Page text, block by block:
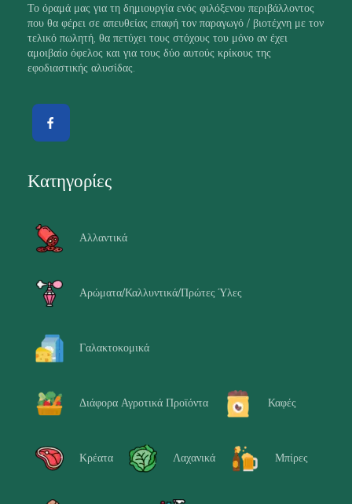
Το όραμά μας για τη δημιουργία ενός φιλόξενου περιβάλλοντος
που θα φέρει σε απευθείας επαφή τον παραγωγό / βιοτέχνη με τον
τελικό πωλητή, θα πετύχει τους στόχους του μόνο αν έχει
αμοιβαίο όφελος και για τους δύο αυτούς κρίκους της
εφοδιαστικής αλυσίδας.
Κατηγορίες
Αλλαντικά
Αρώματα/Καλλυντικά/Πρώτες Ύλες
Γαλακτοκομικά
Διάφορα Αγροτικά Προϊόντα Καφές
Κρέατα Λαχανικά Μπίρες